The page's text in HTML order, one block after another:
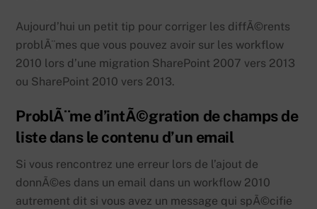
Aujourd’hui un petit tip pour corriger les diffÃ©rents
problÃ¨mes que vous pouvez avoir sur les workflow
2010 lors d’une migration SharePoint 2007 vers 2013
ou SharePoint 2010 vers 2013.
ProblÃ¨me d’intÃ©gration de champs de
liste dans le contenu d’un email
Si vous rencontrez une erreur lors de l’ajout de
donnÃ©es dans un email dans un workflow 2010
autrement dit si vous avez un message qui spÃ©cifie